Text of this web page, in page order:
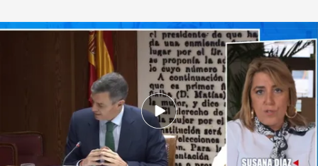
Susana Díaz analiza el papel del PP en la comisión de investigación del
Cuatro.com
Lara Guerra
30 OCT 2025 - 17:47h.
Susana Díaz valora la actuación del PP en la
comisión de investigación sobre el 'caso